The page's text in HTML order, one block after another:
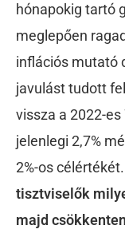
hónapokig tartó
meglepően
inflációs mutató
javulást tudott
vissza a 2022-es
jelenlegi 2,7%
2%-os célértékét.
tisztviselők
majd